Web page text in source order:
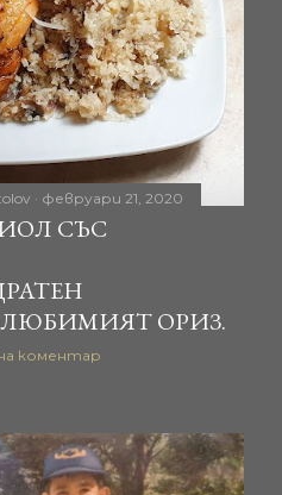
февруари 21, 2020
СЪС
ОРИЗ.
коментар